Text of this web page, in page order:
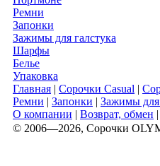
Ремни
Запонки
Зажимы для галстука
Шарфы
Белье
Упаковка
Главная | Сорочки Casual |
Ремни | Запонки | Зажимы для
О компании | Возврат, обмен |
© 2006—2026, Сорочки